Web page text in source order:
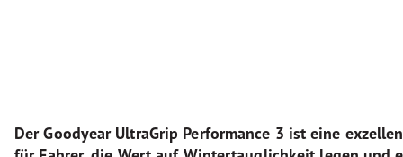
Der Goodyear UltraGrip Performance 3 ist eine